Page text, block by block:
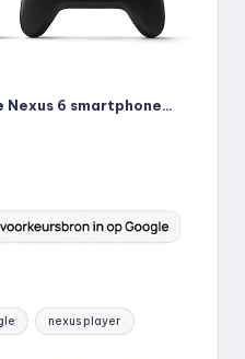
Nexus 6 smartphone…
nexus player